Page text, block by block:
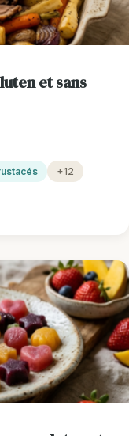
et sans
+12